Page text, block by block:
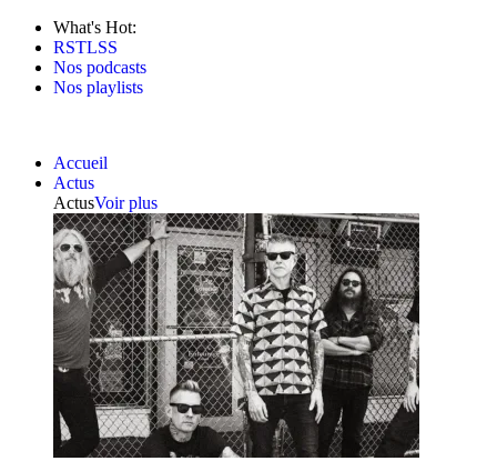
What's Hot:
RSTLSS
Nos podcasts
Nos playlists
Accueil
Actus
ActusVoir plus